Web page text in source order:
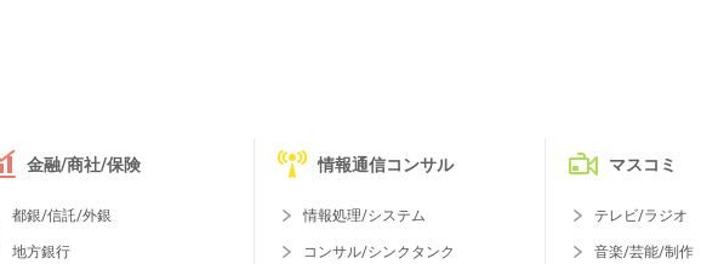
金融/商社/保険
都銀/信託/外銀
地方銀行
情報通信コンサル
情報処理/システム
コンサル/シンクタンク
マスコミ
テレビ/ラジオ
音楽/芸能/制作